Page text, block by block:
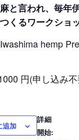
と言われ、毎年
くるワークショ
hemp
円(申し込み
追加
詳細
開始: